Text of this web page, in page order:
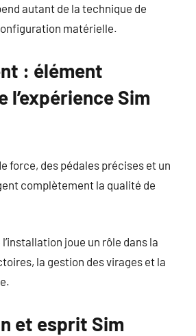
autant de la technique de
matérielle.
: élément
l’expérience Sim
force, des pédales précises et un
complètement la qualité de
joue un rôle dans la
la gestion des virages et la
et esprit Sim